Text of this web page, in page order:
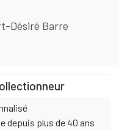
Désiré Barre
depuis plus de 40 ans